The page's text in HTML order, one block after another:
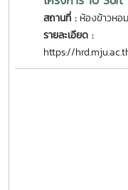
สถานที่ : ห้องข้าวหอ
รายละเอียด :
https://